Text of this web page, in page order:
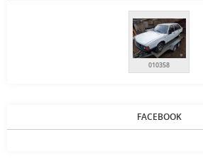
010358
FACEBOOK